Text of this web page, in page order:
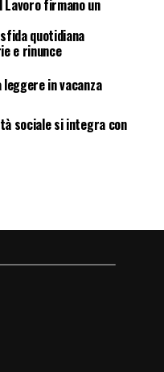
Lavoro firmano un
quotidiana
e rinunce
in vacanza
sociale si integra con